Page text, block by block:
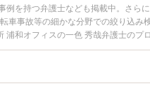
を持つ弁護士なども掲載中。さら
車事故等の細かな分野での絞り込み
和オフィスの一色 秀哉弁護士のプ
したい』『バイク事故のトラブル解
の相談者さんにおすすめです。